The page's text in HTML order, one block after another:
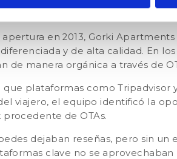
antes de
apertura en 2013, Gorki
y de alta calidad. En
de manera orgánica a través de
que plataformas comoTripadvisor
viajero, el equipo identificó la
de OTAs.
dejaban reseñas, pero sin
clave no se